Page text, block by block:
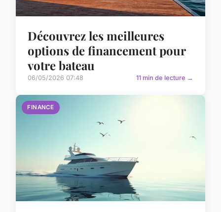
Découvrez les meilleures
options de financement pour
votre bateau
06/05/2026 07:48 11 min de lecture →
FINANCE